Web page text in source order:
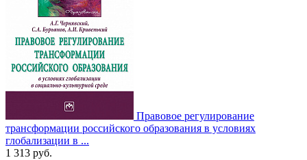
Правовое регулирование
трансформации российского образования в условиях
глобализации в ...
1 313 руб.